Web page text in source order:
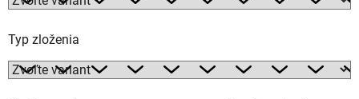
Typ zloženia